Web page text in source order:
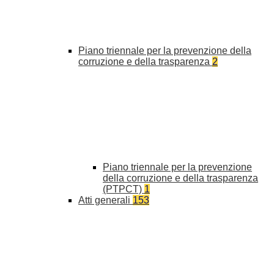
Piano triennale per la prevenzione della
corruzione e della trasparenza 2
Piano triennale per la prevenzione
della corruzione e della trasparenza
(PTPCT) 1
Atti generali 153